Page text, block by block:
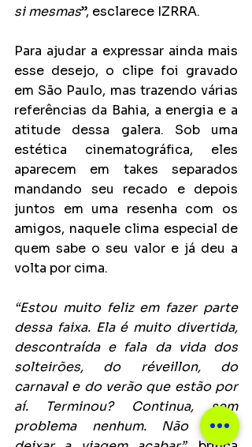
si mesmas”, esclarece IZRRA.
Para ajudar a expressar ainda mais
esse desejo, o clipe foi gravado
em São Paulo, mas trazendo várias
referências da Bahia, a energia e a
atitude dessa galera. Sob uma
estética cinematográfica, eles
aparecem em takes separados
mandando seu recado e depois
juntos em uma resenha com os
amigos, naquele clima especial de
quem sabe o seu valor e já deu a
volta por cima.
“Estou muito feliz em fazer parte
dessa faixa. Ela é muito divertida,
descontraída e fala da vida dos
solteirões, do réveillon, do
carnaval e do verão que estão por
aí. Terminou? Continua, sem
problema nenhum. Não pode